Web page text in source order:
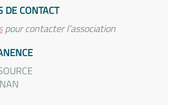
DE CONTACT
pour contacter l'association